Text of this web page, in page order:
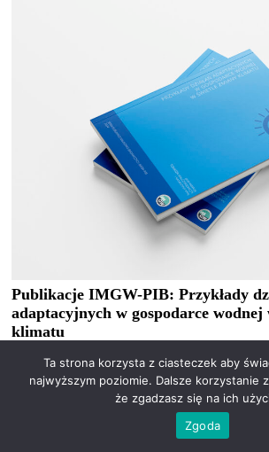
Publikacje IMGW-PIB: Przykłady
adaptacyjnych w gospodarce
klimatu
Ta strona korzysta z ciasteczek aby
najwyższym poziomie. Dalsze korzystanie
że zgadzasz się na ich
Zgoda